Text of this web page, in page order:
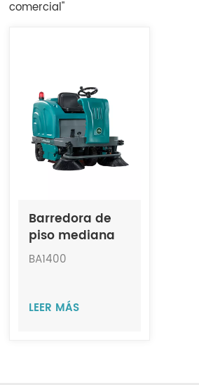
Indonesia
中文
comercial"
Barredora de
piso mediana
con operador a
BA1400
LEER MÁS